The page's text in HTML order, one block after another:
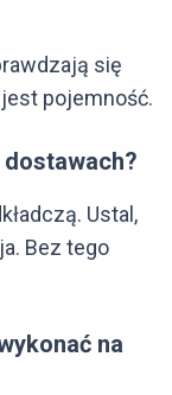
się
pojemność.
dostawach?
Ustal,
Bez tego
na